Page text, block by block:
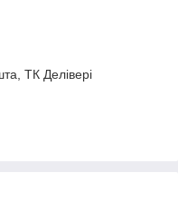
ТК Делівері